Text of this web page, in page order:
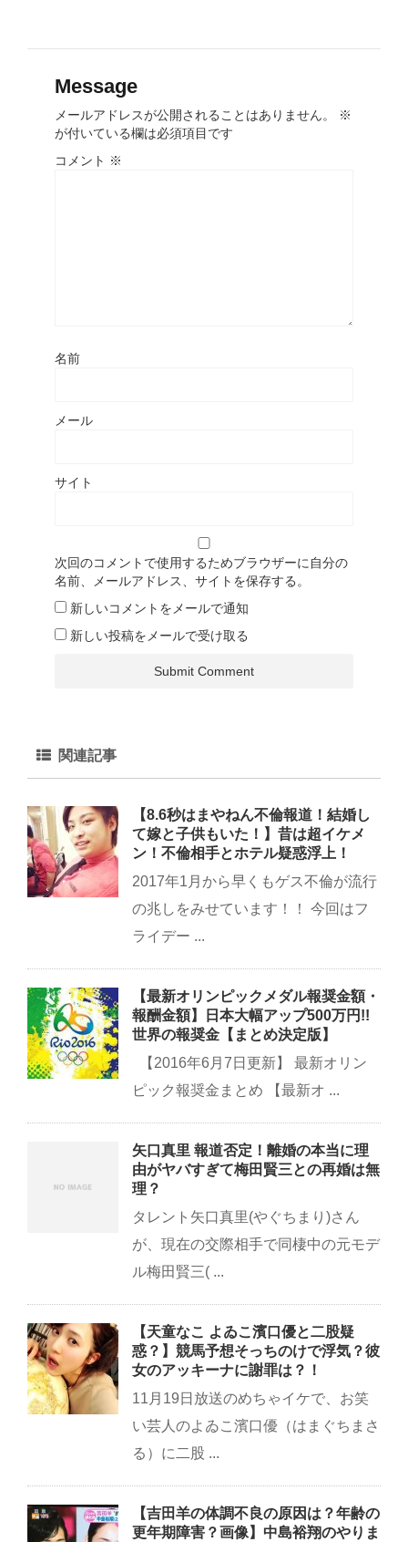
Message
メールアドレスが公開されることはありません。
※
が付いている欄は必須項目です
コメント ※
名前
メール
サイト
次回のコメントで使用するためブラウザーに自分の
名前、メールアドレス、サイトを保存する。
新しいコメントをメールで通知
新しい投稿をメールで受け取る
関連記事
【8.6秒はまやねん不倫報道！結婚し
て嫁と子供もいた！】昔は超イケメ
ン！不倫相手とホテル疑惑浮上！
2017年1月から早くもゲス不倫が流行
の兆しをみせています！！ 今回はフ
ライデー ...
【最新オリンピックメダル報奨金額・
報酬金額】日本大幅アップ500万円!!
世界の報奨金【まとめ決定版】
【2016年6月7日更新】 最新オリン
ピック報奨金まとめ 【最新オ ...
矢口真里 報道否定！離婚の本当に理
由がヤバすぎて梅田賢三との再婚は無
理？
タレント矢口真里(やぐちまり)さん
が、現在の交際相手で同棲中の元モデ
ル梅田賢三( ...
【天童なこ よゐこ濱口優と二股疑
惑？】競馬予想そっちのけで浮気？彼
女のアッキーナに謝罪は？！
11月19日放送のめちゃイケで、お笑
い芸人のよゐこ濱口優（はまぐちまさ
る）に二股 ...
【吉田羊の体調不良の原因は？年齢の
更年期障害？画像】中島裕翔のやりま